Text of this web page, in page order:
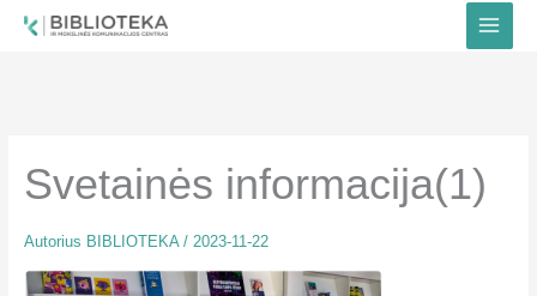
Svetainės informacija(1)
Autorius BIBLIOTEKA / 2023-11-22